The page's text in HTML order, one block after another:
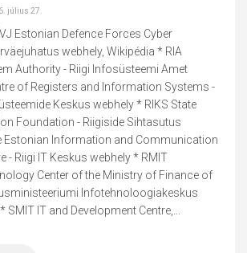
július 27.
Estonian Defence Forces Cyber
webhely, Wikipédia * RIA
Authority - Riigi Infosüsteemi Amet
of Registers and Information Systems -
Keskus webhely * RIKS State
Foundation - Riigiside Sihtasutus
Estonian Information and Communication
- Riigi IT Keskus webhely * RMIT
Center of the Ministry of Finance of
Infotehnoloogiakeskus
SMIT IT and Development Centre,...